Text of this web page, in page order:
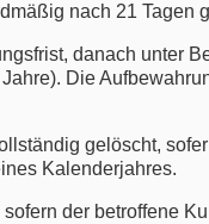
nach 21 Tagen
danach unter
Die
gelöscht,
Kalenderjahres.
der betroffene